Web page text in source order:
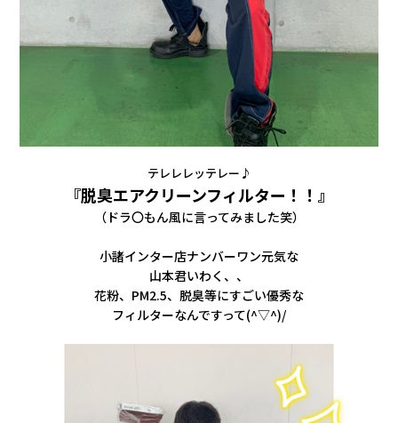
テレレレッテレー♪
『脱臭エアクリーンフィルター！！』
（ドラ〇もん風に言ってみました笑）
小諸インター店ナンバーワン元気な
山本君いわく、、
花粉、PM2.5、脱臭等にすごい優秀な
フィルターなんですって(^▽^)/